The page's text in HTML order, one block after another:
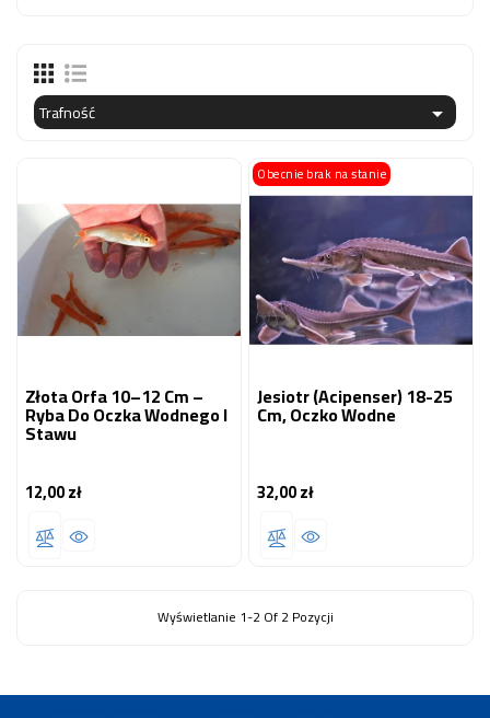
Trafność 
Złota Orfa 10–12 Cm –
Ryba Do Oczka Wodnego I
Stawu
12,00 złCena
Obecnie brak na stanie
Jesiotr (Acipenser) 18-25
Cm, Oczko Wodne
32,00 złCena
Wyświetlanie 1-2 Of 2 Pozycji